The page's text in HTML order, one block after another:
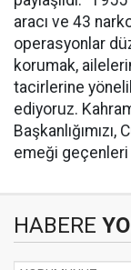
aracı ve 43
operasyonlar
korumak,
tacirlerine
ediyoruz.
Başkanlığımızı,
emeği
HABERE